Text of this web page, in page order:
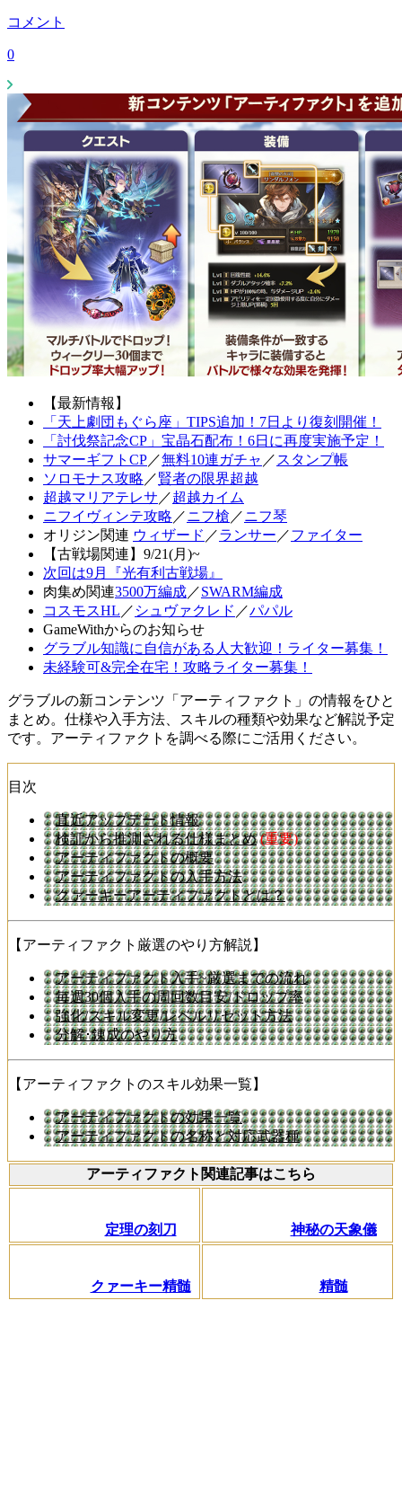
コメント
0
【最新情報】
「天上劇団もぐら座」TIPS追加！7日より復刻開催！
「討伐祭記念CP」宝晶石配布！6日に再度実施予定！
サマーギフトCP／無料10連ガチャ ／ スタンプ帳
ソロモナス攻略 ／賢者の限界超越
超越マリアテレサ ／超越カイム
ニフイヴィンテ攻略 ／ニフ槍 ／ニフ琴
オリジン関連 ウィザード ／ランサー ／ファイター
【古戦場関連】9/21(月)~
次回は9月『光有利古戦場』
肉集め関連3500万編成／SWARM編成
コスモスHL ／ シュヴァクレド ／パパル
GameWithからのお知らせ
グラブル知識に自信がある人大歓迎！ライター募集！
未経験可&完全在宅！攻略ライター募集！
グラブルの新コンテンツ「アーティファクト」の情報をひと
まとめ。仕様や入手方法、スキルの種類や効果など解説予定
です。アーティファクトを調べる際にご活用ください。
目次
直近アップデート情報
検証から推測される仕様まとめ (重要)
アーティファクトの概要
アーティファクトの入手方法
クァーキーアーティファクトとは？
【アーティファクト厳選のやり方解説】
アーティファクト入手~厳選までの流れ
毎週30個入手の周回数目安/ドロップ率
強化/スキル変更/レベルリセット方法
分解･錬成のやり方
【アーティファクトのスキル効果一覧】
アーティファクトの効果一覧
アーティファクトの名称と対応武器種
アーティファクト関連記事はこちら
定理の刻刀 神秘の天象儀
クァーキー精髄 精髄